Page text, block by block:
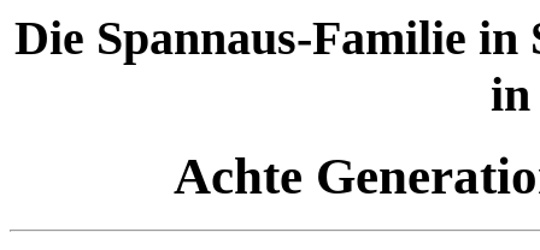
Die Spannaus-Familie in
in
Achte